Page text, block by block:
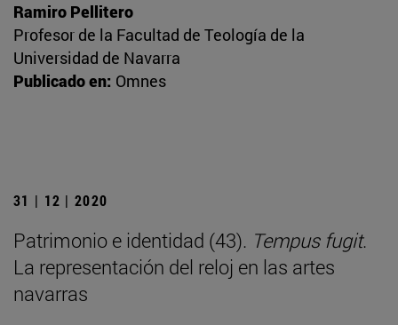
Ramiro Pellitero
Profesor de la Facultad de Teología de la
Universidad de Navarra
Publicado en: Omnes
31 | 12 | 2020
Patrimonio e identidad (43). Tempus fugit.
La representación del reloj en las artes
navarras